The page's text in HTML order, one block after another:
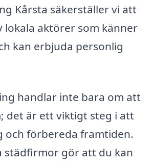
Kårsta säkerställer vi att
lokala aktörer som känner
kan erbjuda personlig
handlar inte bara om att
det är ett viktigt steg i att
och förbereda framtiden.
städfirmor gör att du kan